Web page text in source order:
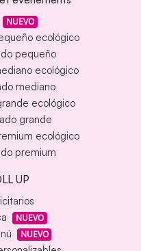
NUEVO
ecológico
pequeño
ecológico
mediano
ecológico
grande
ecológico
premium
UP
NUEVO
NUEVO